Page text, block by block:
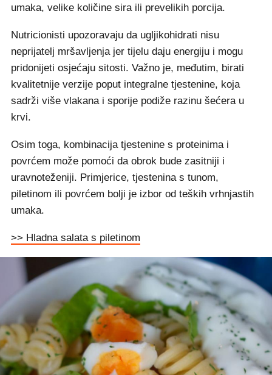
umaka, velike količine sira ili prevelikih porcija.
Nutricionisti upozoravaju da ugljikohidrati nisu
neprijatelj mršavljenja jer tijelu daju energiju i mogu
pridonijeti osjećaju sitosti. Važno je, međutim, birati
kvalitetnije verzije poput integralne tjestenine, koja
sadrži više vlakana i sporije podiže razinu šećera u
krvi.
Osim toga, kombinacija tjestenine s proteinima i
povrćem može pomoći da obrok bude zasitniji i
uravnoteženiji. Primjerice, tjestenina s tunom,
piletinom ili povrćem bolji je izbor od teških vrhnjastih
umaka.
>> Hladna salata s piletinom